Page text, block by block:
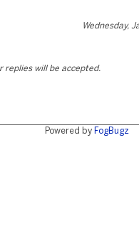
Wednesday,
replies will be accepted.
Powered by FogBugz